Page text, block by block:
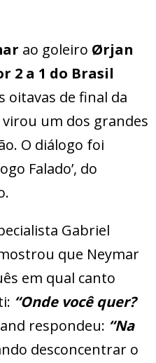
ao goleiro Ørjan
2 a 1 do Brasil
oitavas de final da
virou um dos grandes
O diálogo foi
Falado’, do
Gabriel
que Neymar
em qual canto
“Onde você quer?
respondeu: “Na
desconcentrar o